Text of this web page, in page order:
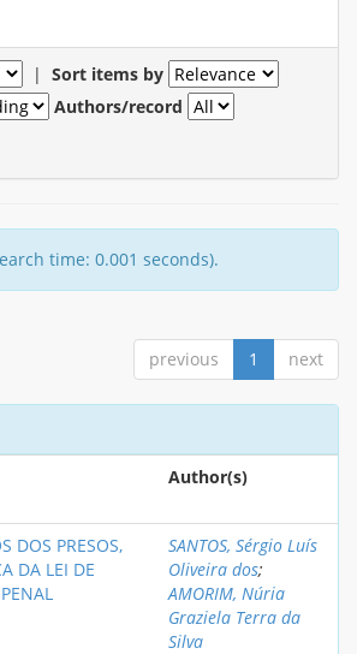
| Sort items by
Authors/record
time: 0.001 seconds).
previous 1 next
Author(s)
DOS PRESOS,
DA LEI DE
SANTOS, Sérgio Luís
Oliveira dos;
AMORIM, Núria
Graziela Terra da
Silva